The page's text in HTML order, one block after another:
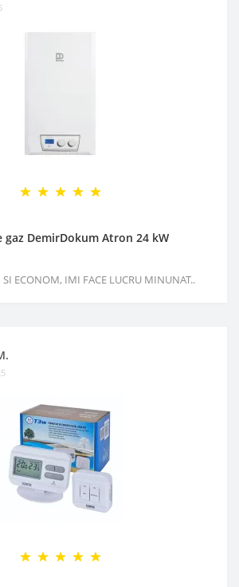
gaz DemirDokum Atron 24 kW
ECONOM, IMI FACE LUCRU MINUNAT..